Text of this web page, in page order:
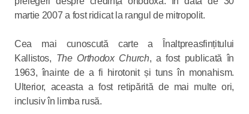
martie 2007 a fost ridicat la rangul de mitropolit.
Cea mai cunoscută carte a Înaltpreasfințitului
Kallistos, The Orthodox Church, a fost publicată în
1963, înainte de a fi hirotonit și tuns în monahism.
Ulterior, aceasta a fost retipărită de mai multe ori,
inclusiv în limba rusă.